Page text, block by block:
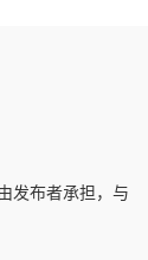
发布者承担，与